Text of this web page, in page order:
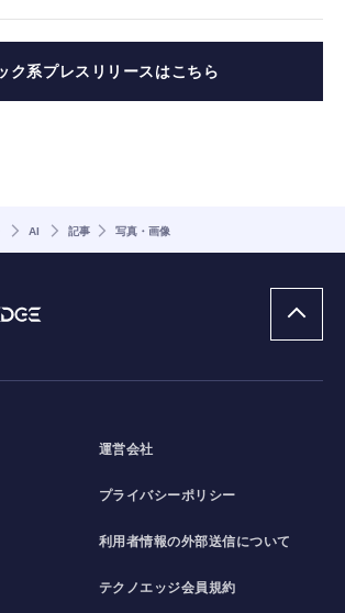
ク系プレスリリースはこちら
AI 記事 写真・画像
運営会社
プライバシーポリシー
利用者情報の外部送信について
テクノエッジ会員規約